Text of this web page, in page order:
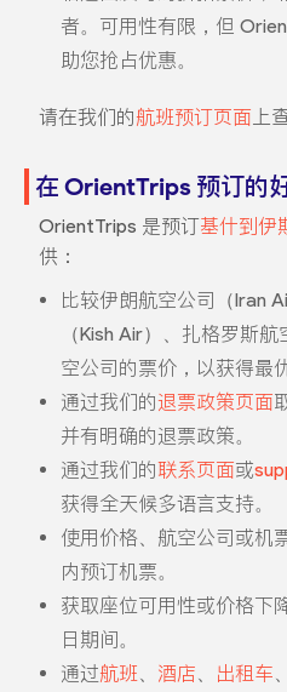
者。可用性有限，但
助您抢占优惠。
请在我们的航班预订页面 上
在 OrientTrips 预订的
OrientTrips 是预订基什到伊
供：
比较伊朗航空公司（Iran
（Kish Air）、扎格罗斯
空公司的票价，以获得最
通过我们的退票政策页面
并有明确的退票政策。
通过我们的联系页面或
获得全天候多语言支持。
使用价格、航空公司或机
内预订机票。
获取座位可用性或价格下
日期间。
通过航班、 酒店、 出租车、